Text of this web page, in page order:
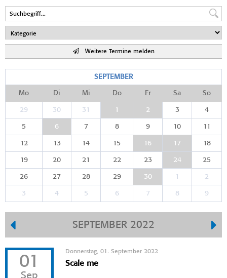
Weitere Termine melden
SEPTEMBER
Mo Di Mi Do Fr Sa So
29 30 31 1 2 3 4
5 6 7 8 9 10 11
12 13 14 15 16 17 18
19 20 21 22 23 24 25
26 27 28 29 30 1 2
3 4 5 6 7 8 9
SEPTEMBER 2022
01
Sep
Donnerstag, 01. September 2022
Scale me